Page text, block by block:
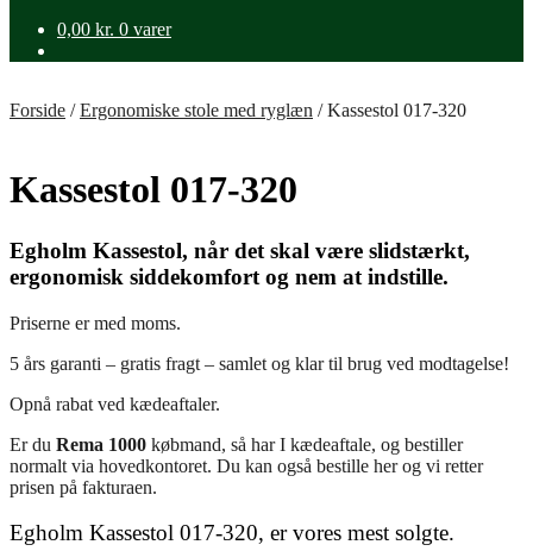
0,00 kr. 0 varer
Forside /Ergonomiske stole med ryglæn /Kassestol 017-320
Kassestol 017-320
Egholm Kassestol, når det skal være slidstærkt,
ergonomisk siddekomfort og nem at indstille.
Priserne er med moms.
5 års garanti – gratis fragt – samlet og klar til brug ved modtagelse!
Opnå rabat ved kædeaftaler.
Er du Rema 1000 købmand, så har I kædeaftale, og bestiller
normalt via hovedkontoret. Du kan også bestille her og vi retter
prisen på fakturaen.
Egholm Kassestol 017-320, er vores mest solgte.